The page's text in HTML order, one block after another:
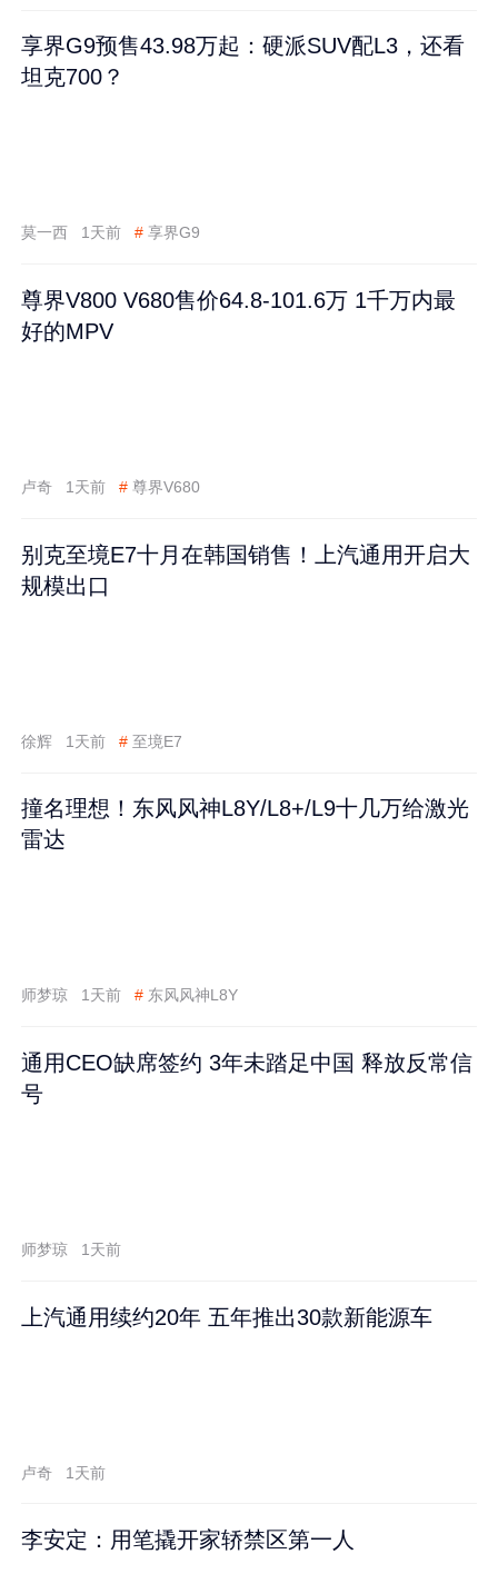
享界G9预售43.98万起：硬派SUV配L3，还看
坦克700？
莫一西 1天前 # 享界G9
尊界V800 V680售价64.8-101.6万 1千万内最
好的MPV
卢奇 1天前 # 尊界V680
别克至境E7十月在韩国销售！上汽通用开启大
规模出口
徐辉 1天前 # 至境E7
撞名理想！东风风神L8Y/L8+/L9十几万给激光
雷达
师梦琼 1天前 # 东风风神L8Y
通用CEO缺席签约 3年未踏足中国 释放反常信
号
师梦琼 1天前
上汽通用续约20年 五年推出30款新能源车
卢奇 1天前
李安定：用笔撬开家轿禁区第一人